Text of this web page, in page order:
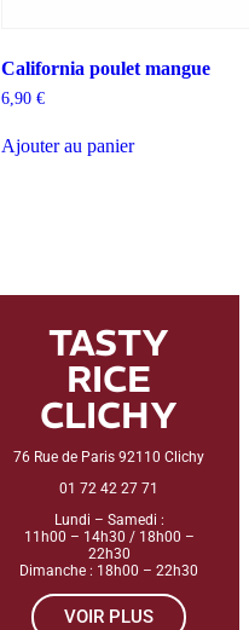
California poulet mangue
6,90 €
Ajouter au panier
TASTY
RICE
CLICHY
76 Rue de Paris 92110 Clichy
01 72 42 27 71
Lundi – Samedi :
11h00 – 14h30 / 18h00 –
22h30
Dimanche : 18h00 – 22h30
VOIR PLUS